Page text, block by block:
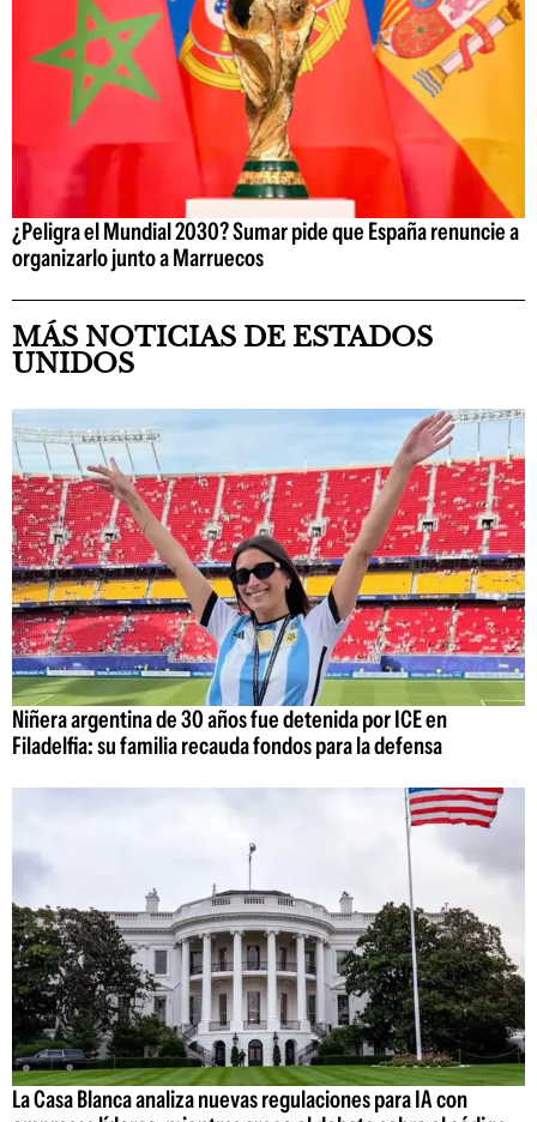
¿Peligra el Mundial 2030? Sumar pide que España renuncie a
organizarlo junto a Marruecos
MÁS NOTICIAS DE ESTADOS
UNIDOS
Niñera argentina de 30 años fue detenida por ICE en
Filadelfia: su familia recauda fondos para la defensa
La Casa Blanca analiza nuevas regulaciones para IA con